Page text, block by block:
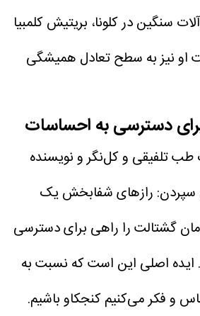
سنگین در کلونا، بریتیش کلمبیا
او نیز به سطح تعادل همیشگی
دسترسی به احساسات
تلفیقی و کل‌نگر و نویسنده
سپردن: رازهای شفابخش یک
گشتالت را راهی برای دسترسی
اصلی این است که نسبت به
و فکر می‌کنیم کنجکاو باشیم.